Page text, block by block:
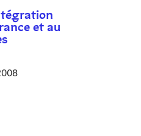
et au